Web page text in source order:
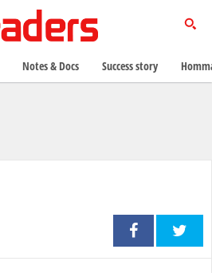
Notes & Docs Success story